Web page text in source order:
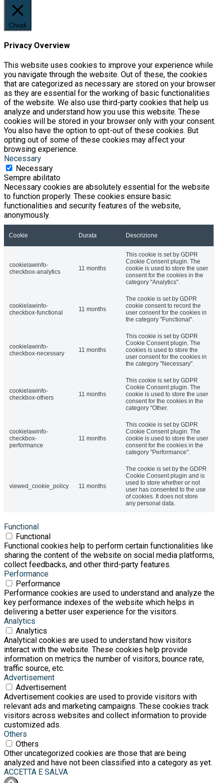
Chiudi
Privacy Overview
This website uses cookies to improve your experience while
you navigate through the website. Out of these, the cookies
that are categorized as necessary are stored on your browser
as they are essential for the working of basic functionalities
of the website. We also use third-party cookies that help us
analyze and understand how you use this website. These
cookies will be stored in your browser only with your consent.
You also have the option to opt-out of these cookies. But
opting out of some of these cookies may affect your
browsing experience.
Necessary
Necessary
Sempre abilitato
Necessary cookies are absolutely essential for the website
to function properly. These cookies ensure basic
functionalities and security features of the website,
anonymously.
Cookie Durata Descrizione
cookielawinfo-
checkbox-analytics
11 months
This cookie is set by GDPR
Cookie Consent plugin. The
cookie is used to store the user
consent for the cookies in the
category "Analytics".
cookielawinfo-
checkbox-functional
11 months
The cookie is set by GDPR
cookie consent to record the
user consent for the cookies in
the category "Functional".
cookielawinfo-
checkbox-necessary
11 months
This cookie is set by GDPR
Cookie Consent plugin. The
cookies is used to store the
user consent for the cookies in
the category "Necessary".
cookielawinfo-
checkbox-others
11 months
This cookie is set by GDPR
Cookie Consent plugin. The
cookie is used to store the user
consent for the cookies in the
category "Other.
cookielawinfo-
checkbox-
performance
11 months
This cookie is set by GDPR
Cookie Consent plugin. The
cookie is used to store the user
consent for the cookies in the
category "Performance".
viewed_cookie_policy 11 months
The cookie is set by the GDPR
Cookie Consent plugin and is
used to store whether or not
user has consented to the use
of cookies. It does not store
any personal data.
Functional
Functional
Functional cookies help to perform certain functionalities like
sharing the content of the website on social media platforms,
collect feedbacks, and other third-party features.
Performance
Performance
Performance cookies are used to understand and analyze the
key performance indexes of the website which helps in
delivering a better user experience for the visitors.
Analytics
Analytics
Analytical cookies are used to understand how visitors
interact with the website. These cookies help provide
information on metrics the number of visitors, bounce rate,
traffic source, etc.
Advertisement
Advertisement
Advertisement cookies are used to provide visitors with
relevant ads and marketing campaigns. These cookies track
visitors across websites and collect information to provide
customized ads.
Others
Others
Other uncategorized cookies are those that are being
analyzed and have not been classified into a category as yet.
ACCETTA E SALVA